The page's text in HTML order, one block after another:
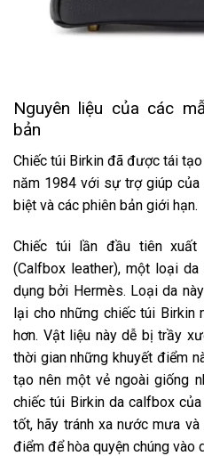
Nguyên liệu của các
bản
Chiếc túi Birkin đã được tái
năm 1984 với sự trợ giúp
biệt và các phiên bản giới hạn.
Chiếc túi lần đầu tiên
(Calfbox leather), một loại
dụng bởi Hermès. Loại da
lại cho những chiếc túi Birkin
hơn. Vật liệu này dễ bị trầy
thời gian những khuyết điểm
tạo nên một vẻ ngoài giống
chiếc túi Birkin da calfbox
tốt, hãy tránh xa nước mưa
điểm để hòa quyện chúng vào